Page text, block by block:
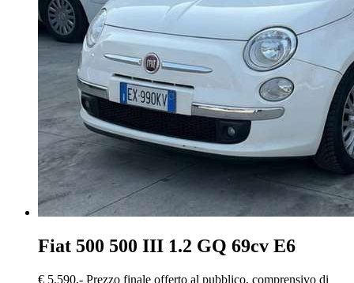
Fiat 500 500 III 1.2 GQ 69cv E6
€ 5.590,- Prezzo finale offerto al pubblico, comprensivo di